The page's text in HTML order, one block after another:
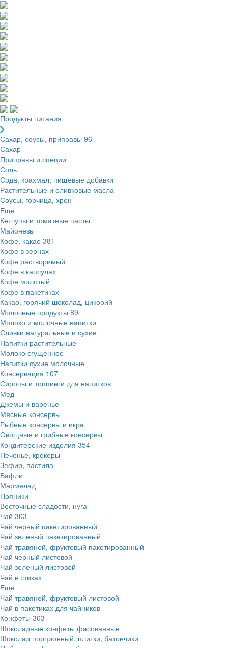
Продукты питания
Сахар, соусы, приправы 96
Сахар
Приправы и специи
Соль
Сода, крахмал, пищевые добавки
Растительные и оливковые масла
Соусы, горчица, хрен
Ещё
Кетчупы и томатные пасты
Майонезы
Кофе, какао 381
Кофе в зернах
Кофе растворимый
Кофе в капсулах
Кофе молотый
Кофе в пакетиках
Какао, горячий шоколад, цикорий
Молочные продукты 89
Молоко и молочные напитки
Сливки натуральные и сухие
Напитки растительные
Молоко сгущенное
Напитки сухие молочные
Консервация 107
Сиропы и топпинги для напитков
Мед
Джемы и варенье
Мясные консервы
Рыбные консервы и икра
Овощные и грибные консервы
Кондитерские изделия 354
Печенье, крекеры
Зефир, пастила
Вафли
Мармелад
Пряники
Восточные сладости, нуга
Чай 303
Чай черный пакетированный
Чай зеленый пакетированный
Чай травяной, фруктовый пакетированный
Чай черный листовой
Чай зеленый листовой
Чай в стиках
Ещё
Чай травяной, фруктовый листовой
Чай в пакетиках для чайников
Конфеты 303
Шоколадные конфеты фасованные
Шоколад порционный, плитки, батончики